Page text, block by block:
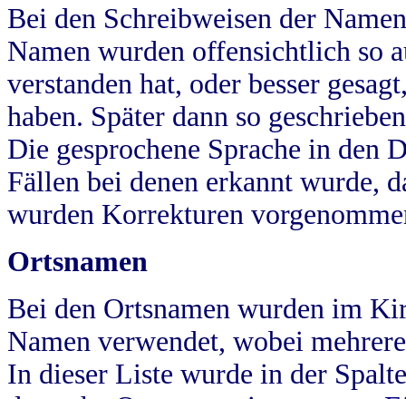
Bei den Schreibweisen der
Namen wurden offensichtlich so
verstanden hat, oder besser
haben. Später dann so
Die gesprochene Sprache in
Fällen bei denen erkannt wurde,
wurden Korrekturen
Ortsnamen
Bei den Ortsnamen wurden im
Namen verwendet, wobei
In dieser Liste wurde in der